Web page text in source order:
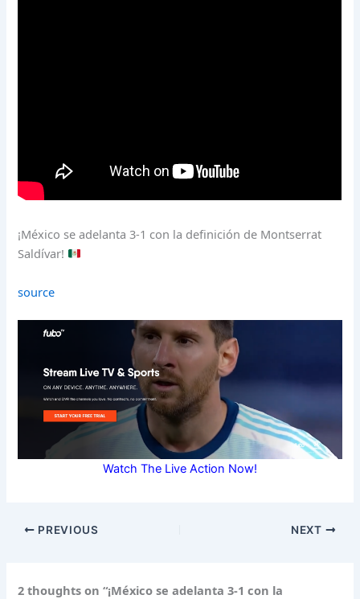
¡México se adelanta 3-1 con la definición de Montserrat
Saldívar!
source
Watch The Live Action Now!
PREVIOUS NEXT
2 thoughts on “¡México se adelanta 3-1 con la